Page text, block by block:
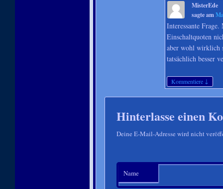
MisterEde
sagte am
Interessante
Einschaltquoten
aber wohl wirklich
tatsächlich besser
Kommentiere ↓
Hinterlasse einen
Deine E-Mail-Adresse wird nicht
Name